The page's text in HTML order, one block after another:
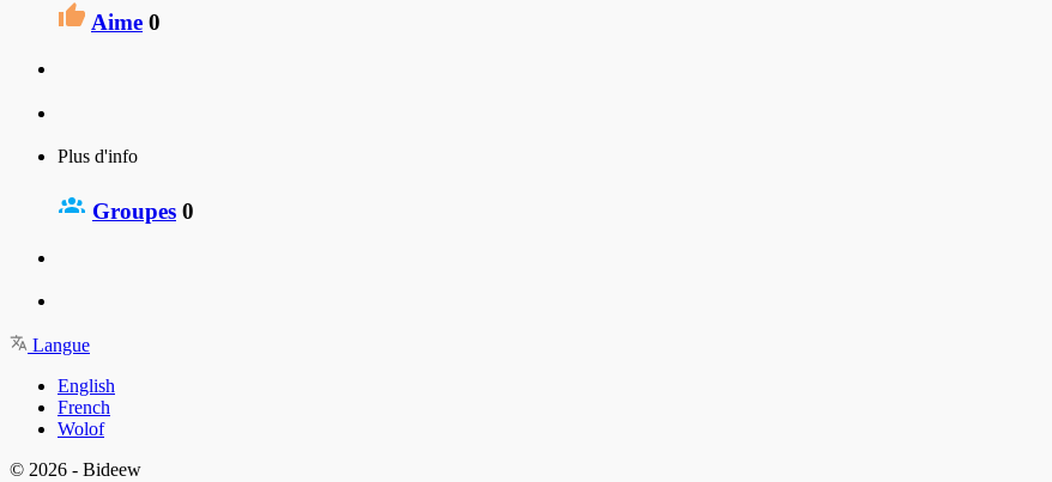
Aime 0
Plus d'info
Groupes 0
Langue
English
French
Wolof
© 2026 - Bideew